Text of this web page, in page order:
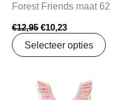
Forest Friends maat 62
€12,95 €10,23
Selecteer opties
Oorspronkelijke
prijs
Huidige
prijs